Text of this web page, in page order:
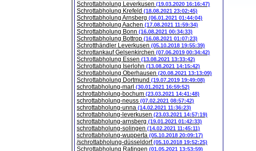
Schrottabholung Leverkusen (19.03.2020 16:16:47)
Schrottabholung Krefeld (18.08.2021 23:02:45)
Schrottabholung Arnsberg (06.01.2021 01:44:04)
Schrottabholung Aachen (17.08.2021 11:59:34)
Schrottabholung Bonn (16.08.2021 00:34:33)
Schrottabholung Bottrop (16.08.2021 01:07:23)
Schrotthändler Leverkusen (05.10.2018 19:55:39)
Schrottankauf Gelsenkirchen (07.06.2019 00:34:42)
Schrottabholung Essen (13.08.2021 13:33:42)
Schrottabholung Iserlohn (13.08.2021 14:15:42)
Schrottabholung Oberhausen (20.08.2021 13:13:09)
Schrottabholung Dortmund (19.07.2019 19:49:08)
schrottabholung-marl (30.01.2021 16:59:52)
schrottabholung-bochum (23.03.2021 14:41:48)
schrottabholung-neuss (07.02.2021 08:57:42)
schrottabholung-unna (14.02.2021 11:36:23)
schrottabholung-leverkusen (23.03.2021 14:57:19)
schrottabholung-arnsberg (19.01.2021 01:42:33)
schrottabholung-solingen (14.02.2021 11:45:11)
schrottabholung-wupperta (05.10.2018 20:09:17)
/schrottabholung-düsseldorf(05.10.2018 19:52:25)
Schrottabholung Ratingen (01.05.2021 13:53:59)